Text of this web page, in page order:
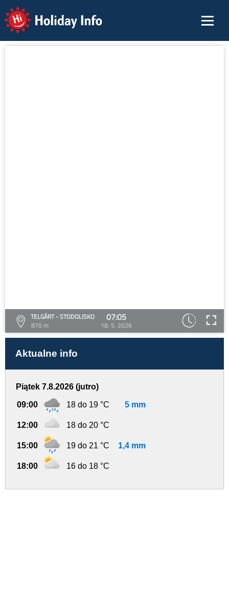
Holiday Info
TELGÁRT - STODOLISKO
870 m
07:05
18. 5. 2026
Aktualne info
Piątek 7.8.2026 (jutro)
09:00 18 do 19 °C 5 mm
12:00 18 do 20 °C
15:00 19 do 21 °C 1,4 mm
18:00 16 do 18 °C